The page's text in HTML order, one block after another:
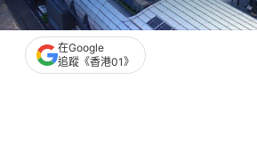
在Google
追蹤《香港01》